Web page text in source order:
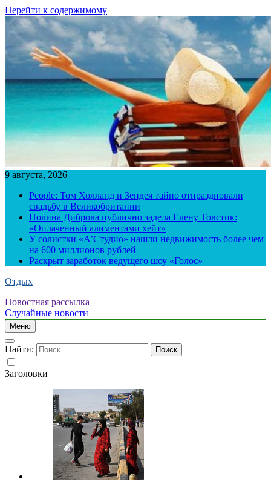
Перейти к содержимому
9 августа, 2026
People: Том Холланд и Зендея тайно отпраздновали
свадьбу в Великобритании
Полина Диброва публично задела Елену Товстик:
«Оплаченный алиментами хейт»
У солистки «А’Студио» нашли недвижимость более чем
на 600 миллионов рублей
Раскрыт заработок ведущего шоу «Голос»
Отдых
Новостная рассылка
Случайные новости
Меню
Найти:
Заголовки